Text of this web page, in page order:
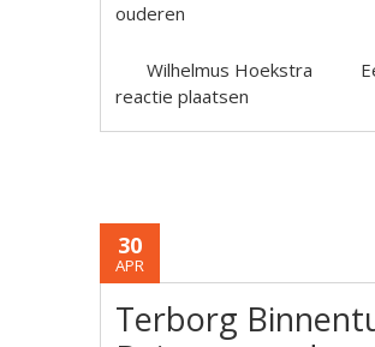
ouderen
Wilhelmus Hoekstra
reactie plaatsen
30
APR
Terborg